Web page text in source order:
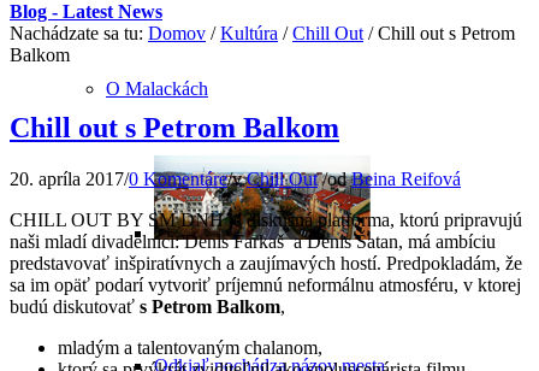
O Malackách
Odkiaľ pochádza názov mesta
Blog - Latest News
Nachádzate sa tu: Domov / Kultúra / Chill Out / Chill out s Petrom
Balkom
Chill out s Petrom Balkom
20. apríla 2017/0 Komentáre/vChill Out /odBeina Reifová
CHILL OUT BY SM DNH je diskusná platforma, ktorú pripravujú
naši mladí divadelníci: Denis Farkaš a Denis Šatan, má ambíciu
predstavovať inšpiratívnych a zaujímavých hostí. Predpokladám, že
sa im opäť podarí vytvoriť príjemnú neformálnu atmosféru, v ktorej
budú diskutovať s Petrom Balkom,
mladým a talentovaným chalanom,